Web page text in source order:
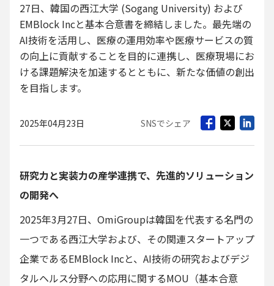
27日、韓国の西江大学 (Sogang University) および
EMBlock Incと基本合意書を締結しました。最先端の
AI技術を活用し、医療の運用効率や医療サービスの質
の向上に貢献することを目的に連携し、医療現場にお
ける課題解決を加速するとともに、新たな価値の創出
を目指します。
2025年04月23日 SNSでシェア
研究力と実装力の産学連携で、先進的ソリューション
の開発へ
2025年3月27日、OmiGroupは韓国を代表する名門の
一つである西江大学および、その関連スタートアップ
企業であるEMBlock Incと、AI技術の研究およびデジ
タルヘルス分野への応用に関するMOU（基本合意